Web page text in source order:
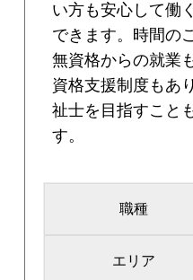
い方も安心して働
できます。時間の
無資格からの就業
資格支援制度もあ
祉士を目指すこと
す。
職種
エリア